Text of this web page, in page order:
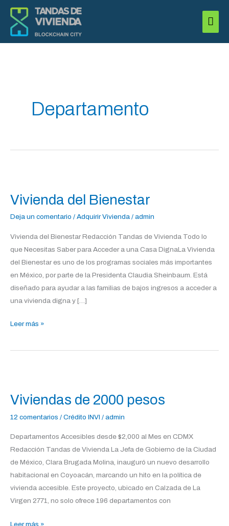
contenido
Departamento
Vivienda del Bienestar
Deja un comentario / Adquirir Vivienda / admin
Vivienda del Bienestar Redacción Tandas de Vivienda Todo lo
que Necesitas Saber para Acceder a una Casa DignaLa Vivienda
del Bienestar es uno de los programas sociales más importantes
en México, por parte de la Presidenta Claudia Sheinbaum. Está
diseñado para ayudar a las familias de bajos ingresos a acceder a
una vivienda digna y […]
Bienestar
Leer más »
Viviendas de 2000 pesos
12 comentarios / Crédito INVI / admin
Departamentos Accesibles desde $2,000 al Mes en CDMX
Redacción Tandas de Vivienda La Jefa de Gobierno de la Ciudad
de México, Clara Brugada Molina, inauguró un nuevo desarrollo
habitacional en Coyoacán, marcando un hito en la política de
vivienda accesible. Este proyecto, ubicado en Calzada de La
Virgen 2771, no solo ofrece 196 departamentos con
2000
Leer más »